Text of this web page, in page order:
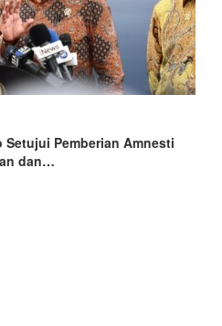
Setujui Pemberian Amnesti
dan…